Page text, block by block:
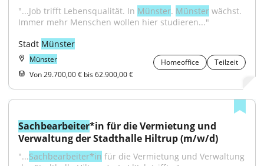
"...Job trifft Lebensqualität. In Münster. Münster wächst.
Immer mehr Menschen wollen hier studieren..."
Stadt Münster
Münster Homeoffice
Teilzeit
Von 29.700,00 € bis 62.900,00 €
Sachbearbeiter*in für die Vermietung und
Verwaltung der Stadthalle Hiltrup (m/w/d)
"...Sachbearbeiter*in für die Vermietung und Verwaltung